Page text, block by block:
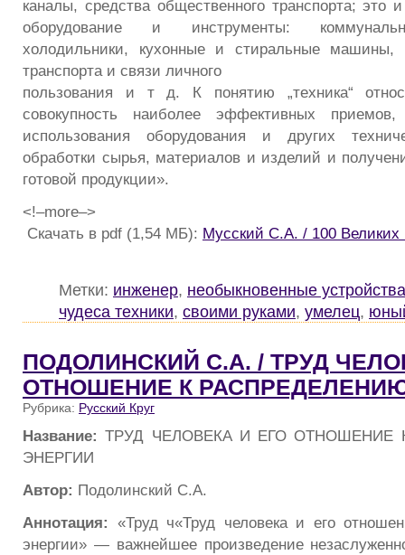
каналы, средства общественного транспорта; это
оборудование и инструменты:
холодильники, кухонные и стиральные машины,
транспорта и связи личного
пользования и т д. К понятию „техника“
совокупность наиболее эффективных
использования оборудования и других
обработки сырья, материалов и изделий и
готовой продукции».
<!–more–>
Скачать в pdf (1,54 МБ): Мусский С.А. / 100 Великих
Метки: инженер, необыкновенные устройства
чудеса техники, своими руками, умелец,
ПОДОЛИНСКИЙ С.А. / ТРУД
ОТНОШЕНИЕ К
Рубрика: Русский Круг
Название: ТРУД ЧЕЛОВЕКА И ЕГО ОТНОШЕНИЕ
ЭНЕРГИИ
Автор: Подолинский С.А.
Аннотация: «Труд ч«Труд человека и его
энергии» — важнейшее произведение